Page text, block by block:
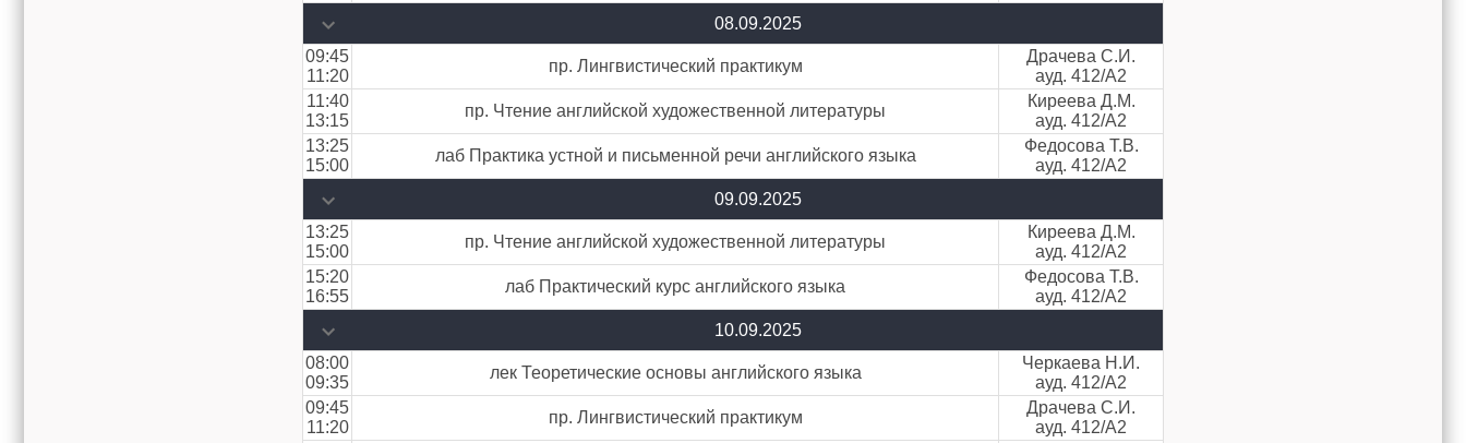
08.09.2025
09:45
11:20
пр. Лингвистический практикум
Драчева С.И.
ауд. 412/А2
11:40
13:15
пр. Чтение английской художественной литературы
Киреева Д.М.
ауд. 412/А2
13:25
15:00
лаб Практика устной и письменной речи английского языка
Федосова Т.В.
ауд. 412/А2
09.09.2025
13:25
15:00
пр. Чтение английской художественной литературы
Киреева Д.М.
ауд. 412/А2
15:20
16:55
лаб Практический курс английского языка
Федосова Т.В.
ауд. 412/А2
10.09.2025
08:00
09:35
лек Теоретические основы английского языка
Черкаева Н.И.
ауд. 412/А2
09:45
11:20
пр. Лингвистический практикум
Драчева С.И.
ауд. 412/А2